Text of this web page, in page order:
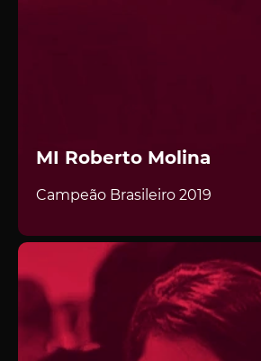
MI Roberto Molina
Campeão Brasileiro 2019